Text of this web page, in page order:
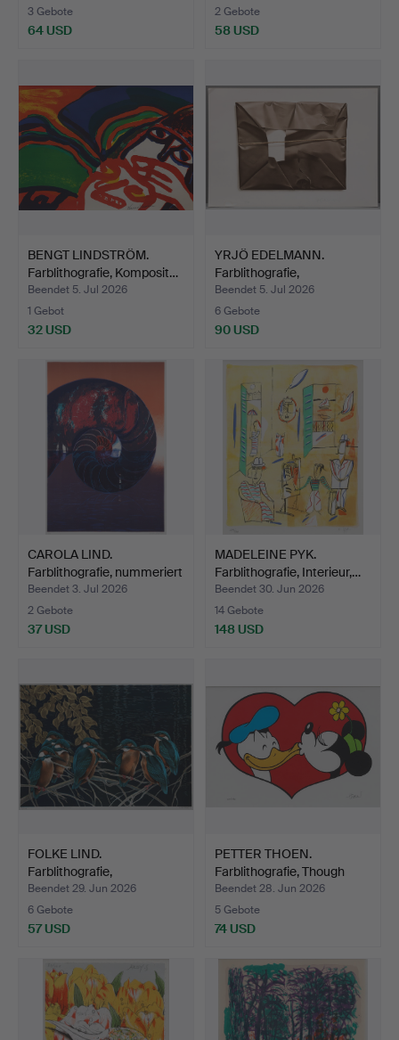
3 Gebote
64 USD
2 Gebote
58 USD
BENGT LINDSTRÖM.
Farblithografie, Komposit…
Beendet 5. Jul 2026
1 Gebot
32 USD
YRJÖ EDELMANN.
Farblithografie,
eingepackt…
Beendet 5. Jul 2026
6 Gebote
90 USD
CAROLA LIND.
Farblithografie, nummeriert
1…
Beendet 3. Jul 2026
2 Gebote
37 USD
MADELEINE PYK.
Farblithografie, Interieur,…
Beendet 30. Jun 2026
14 Gebote
148 USD
FOLKE LIND.
Farblithografie,
"Symposium - …
Beendet 29. Jun 2026
6 Gebote
57 USD
PETTER THOEN.
Farblithografie, Though
love…
Beendet 28. Jun 2026
5 Gebote
74 USD